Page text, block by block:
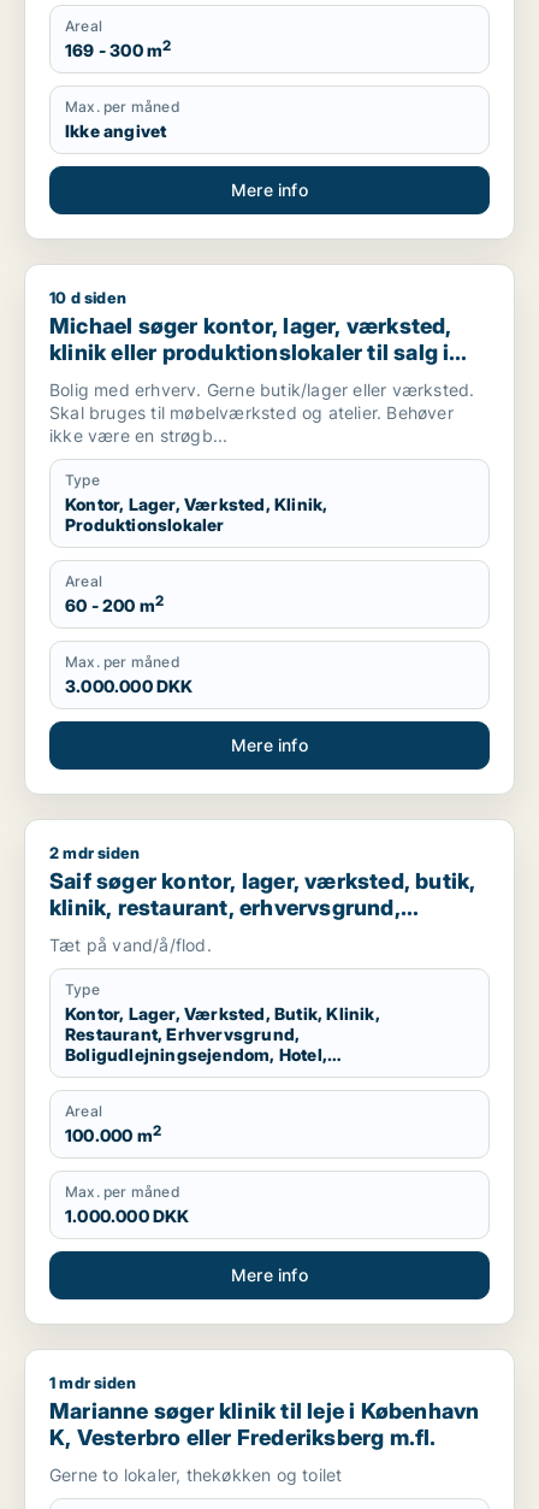
Areal
169 - 300 m2
Max. per måned
Ikke angivet
Mere info
Michael søger kontor, lager, værksted, klinik eller
10 d siden
Michael søger kontor, lager, værksted,
klinik eller produktionslokaler til salg i
København, Kongens Lyngby eller
Gentofte m.fl.
Bolig med erhverv. Gerne butik/lager eller værksted.
Skal bruges til møbelværksted og atelier. Behøver
ikke være en strøgb...
Type
Kontor, Lager, Værksted, Klinik,
Produktionslokaler
Areal
60 - 200 m2
Max. per måned
3.000.000 DKK
Mere info
Saif søger kontor, lager, værksted, butik, klinik, restaurant,
2 mdr siden
Saif søger kontor, lager, værksted, butik,
klinik, restaurant, erhvervsgrund,
boligudlejningsejendom, hotel,
produktionslokaler eller garage til salg i
Storkøbenhavn
Tæt på vand/å/flod.
Type
Kontor, Lager, Værksted, Butik, Klinik,
Restaurant, Erhvervsgrund,
Boligudlejningsejendom, Hotel,
Produktionslokaler, Garage
Areal
100.000 m2
Max. per måned
1.000.000 DKK
Mere info
Marianne søger klinik til leje i København K, Vesterbro eller
1 mdr siden
Marianne søger klinik til leje i København
K, Vesterbro eller Frederiksberg m.fl.
Gerne to lokaler, thekøkken og toilet